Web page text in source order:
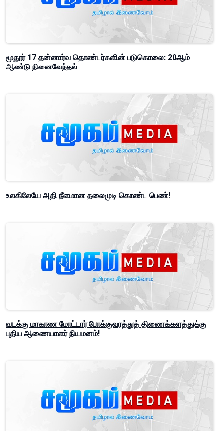
மூதூர் 17 தன்னார்வ தொண்டர்களின் படுகொலை: 20ஆம்
ஆண்டு நினைவேந்தல்
உலகிலேயே அதி நீளமான தலைமுடி கொண்ட பெண்!
வடக்கு மாகாண மோட்டார் போக்குவரத்துத் திணைக்களத்துக்கு
புதிய ஆணையாளர் நியமனம்!